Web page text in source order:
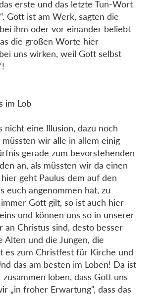
erste und das letzte Tun-Wort
Gott ist am Werk, sagten die
ihm oder vor einander beliebt
die großen Worte hier
uns wirken, weil Gott selbst
im Lob
nicht eine Illusion, dazu noch
wir alle in allem einig
gerade zum bevorstehenden
an, als müssten wir da einen
geht Paulus dem auf den
euch angenommen hat, zu
Gott gilt, so ist auch hier
und können uns so in unserer
Christus sind, desto besser
und die Jungen, die
es zum Christfest für Kirche und
das am besten im Loben! Da ist
loben, dass Gott uns
„in froher Erwartung“, dass das